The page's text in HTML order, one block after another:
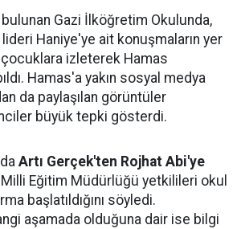
Gazi İlköğretim Okulunda,
Haniye'ye ait konuşmaların yer
çocuklara izleterek Hamas
Hamas'a yakın sosyal medya
da paylaşılan görüntüler
büyük tepki gösterdi.
Artı Gerçek'ten Rojhat Abi'ye
Eğitim Müdürlüğü yetkilileri okul
başlatıldığını söyledi.
aşamada olduğuna dair ise bilgi